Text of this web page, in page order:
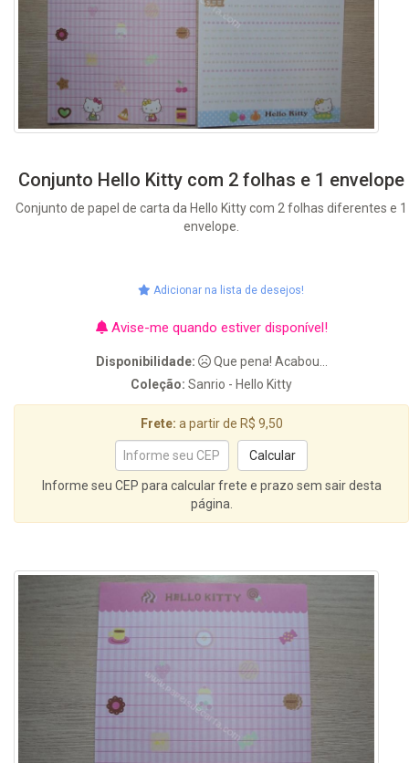
Conjunto Hello Kitty com 2 folhas e 1 envelope
Conjunto de papel de carta da Hello Kitty com 2 folhas diferentes e 1
envelope.
Adicionar na lista de desejos!
Avise-me quando estiver disponível!
Disponibilidade:
Que pena! Acabou...
Coleção: Sanrio - Hello Kitty
Frete: a partir de R$ 9,50
Informe seu CEP para calcular frete e prazo sem sair desta
página.